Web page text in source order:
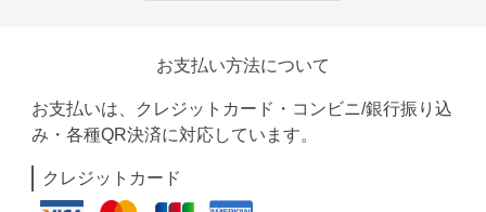
お支払い方法について
お支払いは、クレジットカード・コンビニ/銀行振り込
み・各種QR決済に対応しています。
クレジットカード